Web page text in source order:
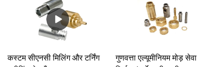
कस्टम सीएनसी मिलिंग और टर्निंग
गुणवत्ता एल्यूमीनियम मोड़ सेवा